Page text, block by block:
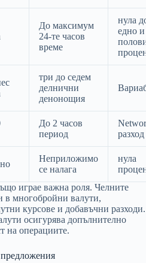
До максимум
24-те часов
време
нула
едно и
три до седем
делнични
денонощия
До 2 часов
период
разход
Неприложимо
се налага
нула
играе важна роля. Челните
в многобройни валути,
курсове и добавъчни разходи.
осигурява допълнително
на операциите.